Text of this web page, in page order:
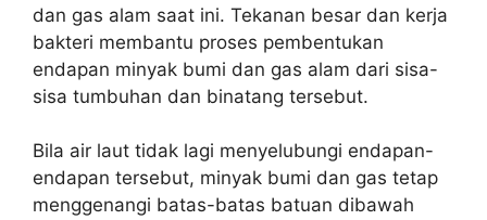
dan gas alam saat ini. Tekanan besar dan kerja
bakteri membantu proses pembentukan
endapan minyak bumi dan gas alam dari sisa-
sisa tumbuhan dan binatang tersebut.
Bila air laut tidak lagi menyelubungi endapan-
endapan tersebut, minyak bumi dan gas tetap
menggenangi batas-batas batuan dibawah